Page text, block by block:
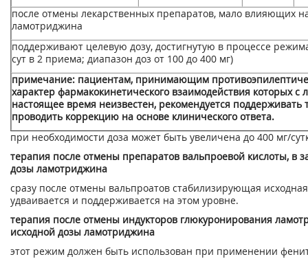
после отмены лекарственных препаратов, мало влияющих
ламотриджина
поддерживают целевую дозу, достигнутую в процессе
сут в 2 приема; диапазон доз от 100 до 400 мг)
примечание: пациентам, принимающим
характер фармакокинетического взаимодействия которых
настоящее время неизвестен, рекомендуется поддерживать
проводить коррекцию на основе клинического ответа.
при необходимости доза может быть увеличена до 400 мг/
терапия после отмены препаратов вальпроевой кислоты, в
дозы ламотриджина
сразу после отмены вальпроатов стабилизирующая
удваивается и поддерживается на этом уровне.
терапия после отмены индукторов глюкуронирования
исходной дозы ламотриджина
этот режим должен быть использован при применении